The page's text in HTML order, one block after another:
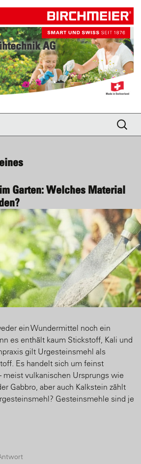
AG
Suche
nach:
Garten: Welches Material
ein Wundermittel noch ein
es enthält kaum Stickstoff, Kali und
gilt Urgesteinsmehl als
Es handelt sich um feinst
meist vulkanischen Ursprungs wie
Gabbro, aber auch Kalkstein zählt
Gesteinsmehle sind je